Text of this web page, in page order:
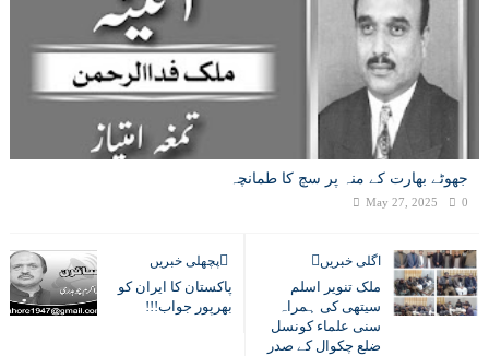
جھوٹے بھارت کے منہ پر سچ کا طمانچہ
May 27, 2025 0
اگلی خبریں
ملک تنویر اسلم
سیتھی کی ہمراہ
سنی علماء کونسل
ضلع چکوال کے صدر
پچھلی خبریں
پاکستان کا ایران کو
بھرپور جواب!!!